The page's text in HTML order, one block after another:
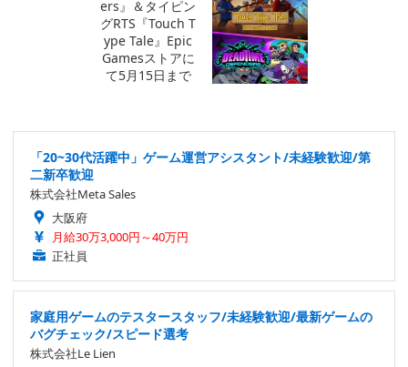
「20~30代活躍中」ゲーム運営アシスタント/未経験歓迎/第
二新卒歓迎
株式会社Meta Sales
大阪府
月給30万3,000円～40万円
正社員
家庭用ゲームのテスタースタッフ/未経験歓迎/最新ゲームの
バグチェック/スピード選考
株式会社Le Lien